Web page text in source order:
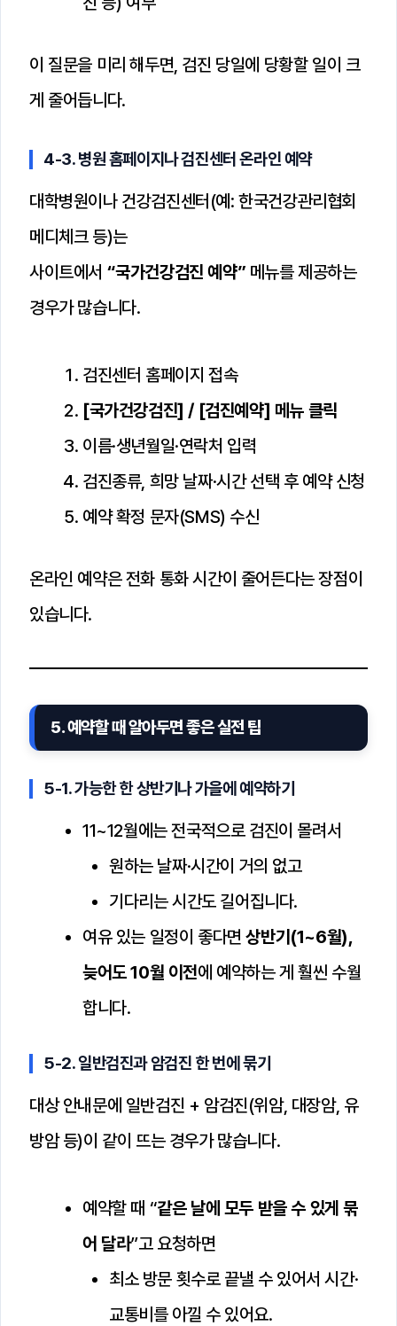
이 질문을 미리 해두면, 검진 당일에 당황할 일이 크
게 줄어듭니다.
4-3. 병원 홈페이지나 검진센터 온라인 예약
대학병원이나 건강검진센터(예: 한국건강관리협회
메디체크 등)는
사이트에서 “국가건강검진 예약” 메뉴를 제공하는
경우가 많습니다.
검진센터 홈페이지 접속
[국가건강검진] / [검진예약] 메뉴 클릭
이름·생년월일·연락처 입력
검진종류, 희망 날짜·시간 선택 후 예약 신청
예약 확정 문자(SMS) 수신
온라인 예약은 전화 통화 시간이 줄어든다는 장점이
있습니다.
5. 예약할 때 알아두면 좋은 실전 팁
5-1. 가능한 한 상반기나 가을에 예약하기
11~12월에는 전국적으로 검진이 몰려서
원하는 날짜·시간이 거의 없고
기다리는 시간도 길어집니다.
여유 있는 일정이 좋다면상반기(1~6월),
늦어도 10월 이전에 예약하는 게 훨씬 수월
합니다.
5-2. 일반검진과 암검진 한 번에 묶기
대상 안내문에 일반검진 + 암검진(위암, 대장암, 유
방암 등)이 같이 뜨는 경우가 많습니다.
예약할 때 “같은 날에 모두 받을 수 있게 묶
어 달라”고 요청하면
최소 방문 횟수로 끝낼 수 있어서 시간·
교통비를 아낄 수 있어요.